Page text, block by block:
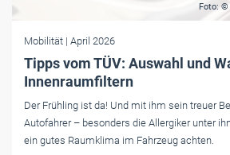
Foto: ©
Mobilität | April 2026
Tipps vom TÜV: Auswahl und
Innenraumfiltern
Der Frühling ist da! Und mit ihm sein treuer
Autofahrer – besonders die Allergiker unter
ein gutes Raumklima im Fahrzeug achten.